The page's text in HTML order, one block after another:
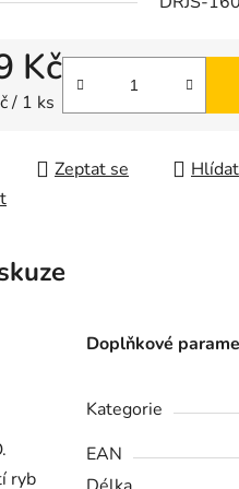
Kč
/ 1 ks
Zeptat se
Hlídat
ryb
Doplňkové
Kategorie
EAN